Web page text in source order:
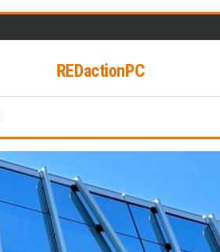
REDactionPC